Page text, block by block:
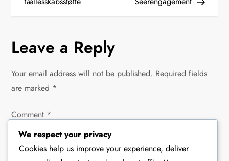
n
a
v
i
g
Leave a Reply
Your email address will not be published. Required fields
are marked *
Comment *
We respect your privacy
Cookies help us improve your experience, deliver